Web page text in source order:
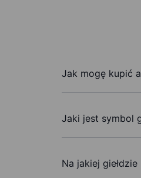
Jak mogę kupić
Jaki jest symbol
Na jakiej